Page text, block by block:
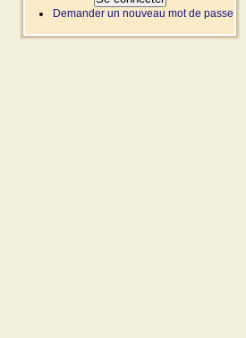
Demander un nouveau mot de passe